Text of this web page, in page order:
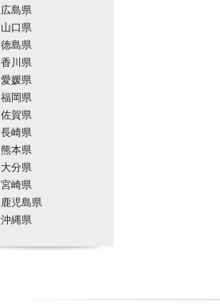
広島県
山口県
徳島県
香川県
愛媛県
福岡県
佐賀県
長崎県
熊本県
大分県
宮崎県
鹿児島県
沖縄県